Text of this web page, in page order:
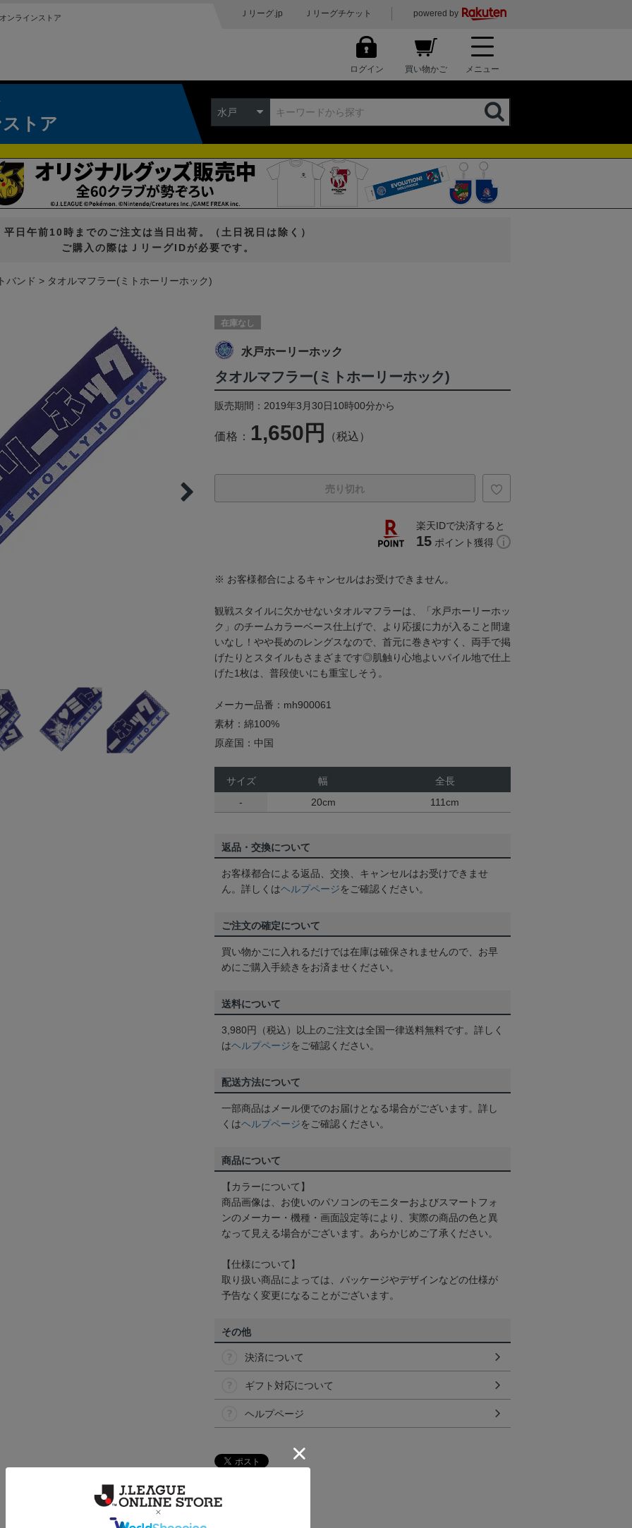
ンラインストア Ｊリーグ.jp Ｊリーグチケット powered by
ログイン 買い物かご メニュー
トア
水戸
平日午前10時までのご注文は当日出荷。（土日祝日は除く）
ご購入の際はＪリーグIDが必要です。
バンド タオルマフラー(ミトホーリーホック)
在庫なし
水戸ホーリーホック
タオルマフラー(ミトホーリーホック)
販売期間：2019年3月30日10時00分から
価格： 1,650円 （税込）
売り切れ
楽天IDで決済すると
15 ポイント獲得
※ お客様都合によるキャンセルはお受けできません。
観戦スタイルに欠かせないタオルマフラーは、「水戸ホーリーホッ
ク」のチームカラーベース仕上げで、より応援に力が入ること間違
いなし！やや長めのレングスなので、首元に巻きやすく、両手で掲
げたりとスタイルもさまざまです◎肌触り心地よいパイル地で仕上
げた1枚は、普段使いにも重宝しそう。
メーカー品番：mh900061
素材：綿100%
原産国：中国
サイズ 幅
全長
-
20cm 111cm
返品・交換について
お客様都合による返品、交換、キャンセルはお受けできませ
ん。詳しくはヘルプページをご確認ください。
ご注文の確定について
買い物かごに入れるだけでは在庫は確保されませんので、お早
めにご購入手続きをお済ませください。
送料について
3,980円（税込）以上のご注文は全国一律送料無料です。詳しく
はヘルプページをご確認ください。
配送方法について
一部商品はメール便でのお届けとなる場合がございます。詳し
くはヘルプページをご確認ください。
商品について
【カラーについて】
商品画像は、お使いのパソコンのモニターおよびスマートフォ
ンのメーカー・機種・画面設定等により、実際の商品の色と異
なって見える場合がございます。あらかじめご了承ください。
【仕様について】
取り扱い商品によっては、パッケージやデザインなどの仕様が
予告なく変更になることがございます。
その他
決済について
ギフト対応について
ヘルプページ